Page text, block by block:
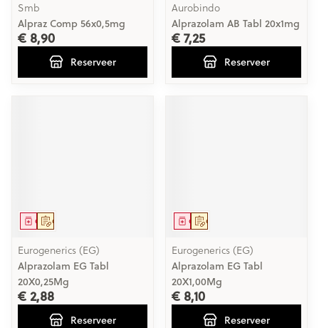
Smb
Alpraz Comp 56x0,5mg
€ 8,90
Reserveer
Aurobindo
Alprazolam AB Tabl 20x1mg
€ 7,25
Reserveer
Op voorschrift
Geneesmiddel
Eurogenerics (EG)
Alprazolam EG Tabl
20X0,25Mg
€ 2,88
Reserveer
Op voorschrift
Geneesmiddel
Eurogenerics (EG)
Alprazolam EG Tabl
20X1,00Mg
€ 8,10
Reserveer